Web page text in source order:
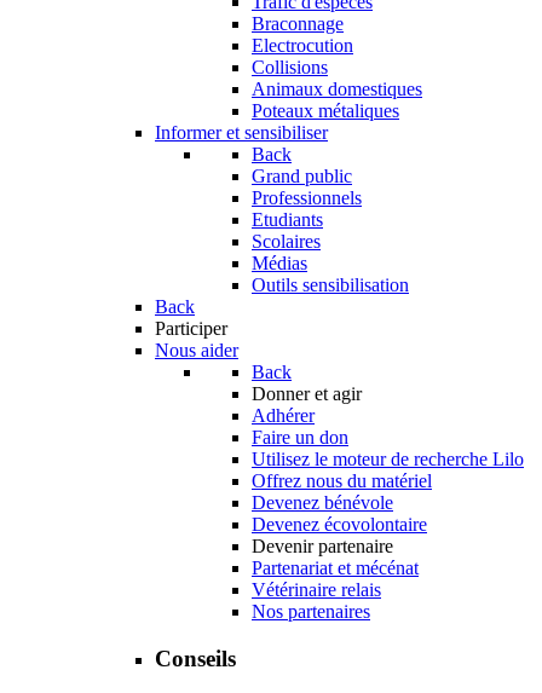
Braconnage
Electrocution
Collisions
Animaux domestiques
Poteaux métaliques
Informer et sensibiliser
Back
Grand public
Professionnels
Etudiants
Scolaires
Médias
Outils sensibilisation
Back
Participer
Nous aider
Back
Donner et agir
Adhérer
Faire un don
Utilisez le moteur de recherche Lilo
Offrez nous du matériel
Devenez bénévole
Devenez écovolontaire
Devenir partenaire
Partenariat et mécénat
Vétérinaire relais
Nos partenaires
Conseils